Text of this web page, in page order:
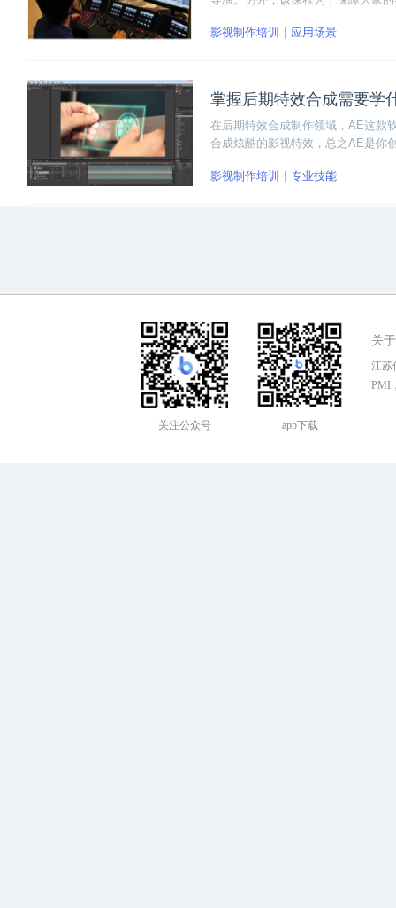
音乐MV剪辑项目、延时视频项目、
影视制作培训 应用场景
掌握后期特效合成需要学
在后期特效合成制作领域，AE这款
合成炫酷的影视特效，总之AE是你
影视制作培训
专业技能
关注公众号 app下载
关
江苏
PMI